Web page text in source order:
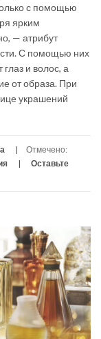
с помощью
ярким
— атрибут
С помощью них
и волос, а
от образа. При
украшений
Отмечено:
Оставьте